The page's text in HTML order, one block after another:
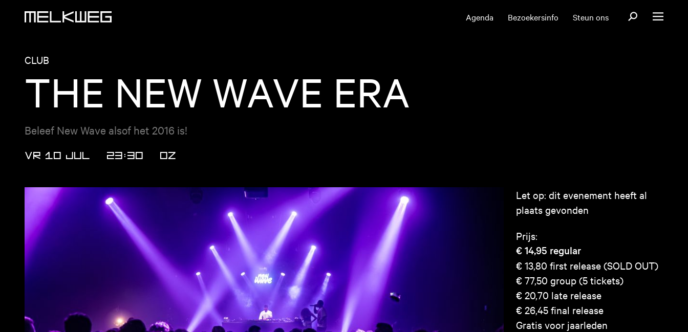
Agenda Bezoekersinfo Steun ons OpenOpen menu
CLUB
THE NEW WAVE ERA
Beleef New Wave alsof het 2016 is!
VR 10 JUL 23:30 OZ
Let op: dit evenement heeft al
plaats gevonden
Prijs:
€ 14,95 regular
€ 13,80 first release (SOLD OUT)
€ 77,50 group (5 tickets)
€ 20,70 late release
€ 26,45 final release
Gratis voor jaarleden